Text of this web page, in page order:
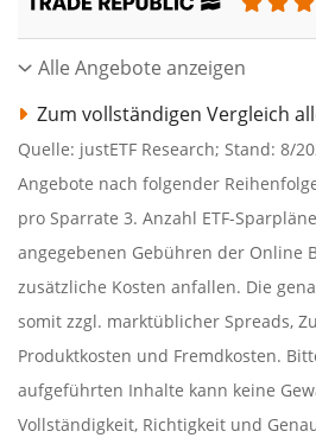
Alle Angebote anzeigen
Zum vollständigen Vergleich
Quelle: justETF Research; Stand: 8/
Angebote nach folgender
pro Sparrate 3. Anzahl ETF-
angegebenen Gebühren der Online
zusätzliche Kosten anfallen. Die
somit zzgl. marktüblicher Spreads,
Produktkosten und Fremdkosten.
aufgeführten Inhalte kann keine
Vollständigkeit, Richtigkeit und